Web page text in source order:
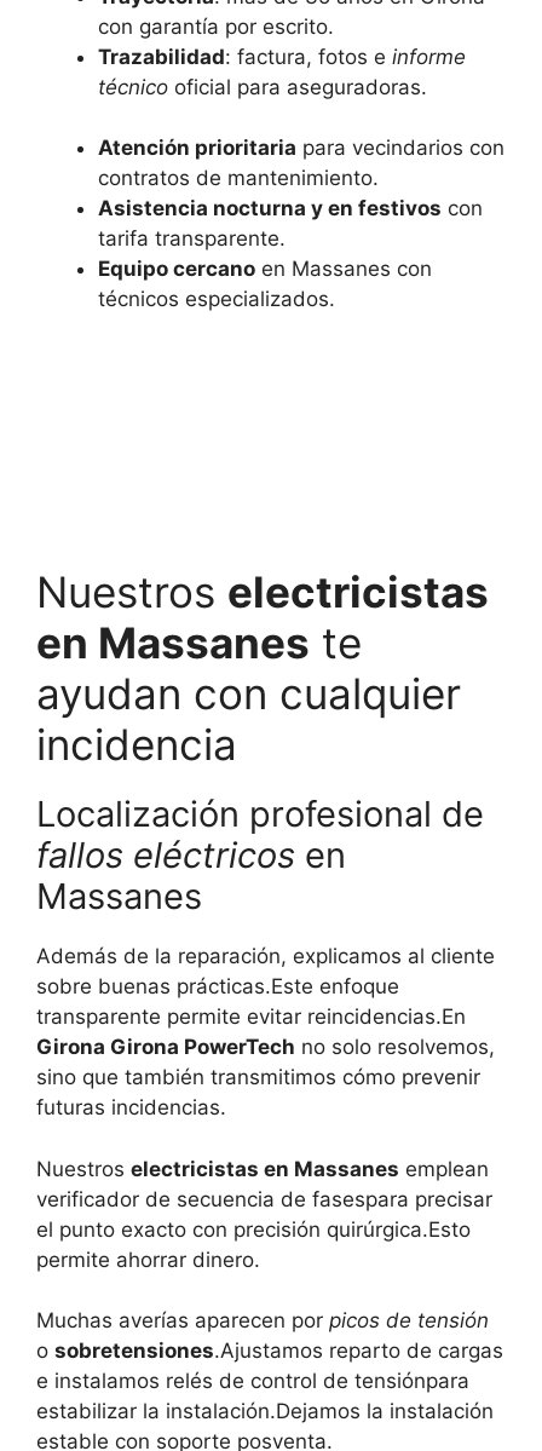
con garantía por escrito.
Trazabilidad: factura, fotos e informe
técnico oficial para aseguradoras.
Atención prioritaria para vecindarios con
contratos de mantenimiento.
Asistencia nocturna y en festivos con
tarifa transparente.
Equipo cercano en Massanes con
técnicos especializados.
Nuestros electricistas
en Massanes te
ayudan con cualquier
incidencia
Localización profesional de
fallos eléctricos en
Massanes
Además de la reparación, explicamos al cliente
sobre buenas prácticas.Este enfoque
transparente permite evitar reincidencias.En
Girona Girona PowerTech no solo resolvemos,
sino que también transmitimos cómo prevenir
futuras incidencias.
Nuestros electricistas en Massanes emplean
verificador de secuencia de fasespara precisar
el punto exacto con precisión quirúrgica.Esto
permite ahorrar dinero.
Muchas averías aparecen por picos de tensión
o sobretensiones.Ajustamos reparto de cargas
e instalamos relés de control de tensiónpara
estabilizar la instalación.Dejamos la instalación
estable con soporte posventa.